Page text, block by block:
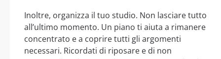
Inoltre, organizza il tuo studio. Non lasciare tutto
all’ultimo momento. Un piano ti aiuta a rimanere
concentrato e a coprire tutti gli argomenti
necessari. Ricordati di riposare e di non